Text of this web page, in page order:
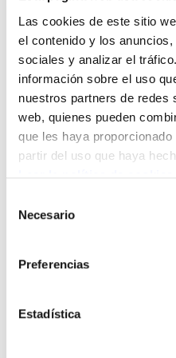
Las cookies de este sitio
el contenido y los
sociales y analizar el
información sobre el uso
nuestros partners de redes
web, quienes pueden
que les haya
partir del uso que haya
Necesario
Preferencias
Estadística
empresa en enero,
que afecta a 521
Estado español y
afectará a las
comercial Ballonti,
(Bizkaia). Así las
de Bizkaia iniciaron
Ballonti. En la
jornadas de huelga